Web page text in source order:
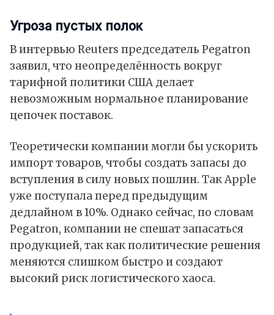
Угроза пустых полок
Винтервью Reuters председатель Pegatron
заявил, что неопределённость вокруг
тарифной политики США делает
невозможным нормальное планирование
цепочек поставок.
Теоретически компании могли бы ускорить
импорт товаров, чтобы создать запасы до
вступления в силу новых пошлин. Так Apple
уже поступала перед предыдущим
дедлайном в 10%. Однако сейчас, по словам
Pegatron, компании не спешат запасаться
продукцией, так как политические решения
меняются слишком быстро и создают
высокий риск логистического хаоса.